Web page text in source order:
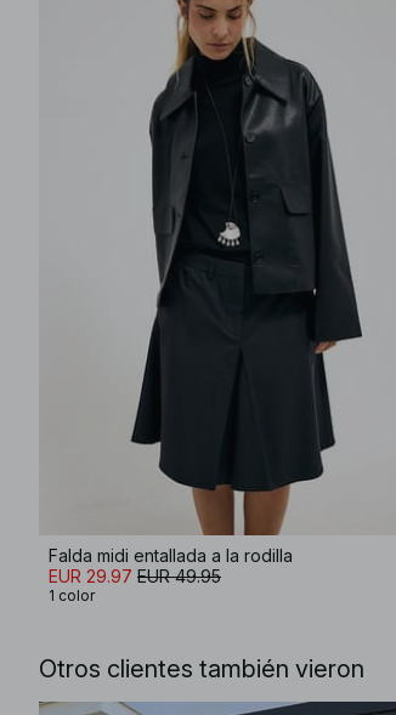
Falda midi entallada a la rodilla
EUR 29.97 EUR 49.95
1 color
Otros clientes también vieron